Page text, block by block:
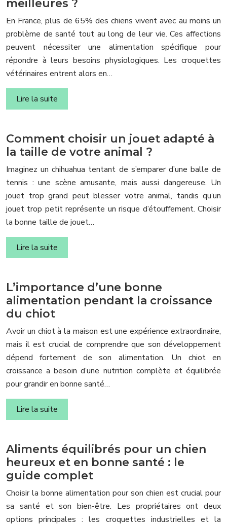
meilleures ?
En France, plus de 65% des chiens vivent avec au moins un
problème de santé tout au long de leur vie. Ces affections
peuvent nécessiter une alimentation spécifique pour
répondre à leurs besoins physiologiques. Les croquettes
vétérinaires entrent alors en…
Lire la suite
Comment choisir un jouet adapté à
la taille de votre animal ?
Imaginez un chihuahua tentant de s’emparer d’une balle de
tennis : une scène amusante, mais aussi dangereuse. Un
jouet trop grand peut blesser votre animal, tandis qu’un
jouet trop petit représente un risque d’étouffement. Choisir
la bonne taille de jouet…
Lire la suite
L’importance d’une bonne
alimentation pendant la croissance
du chiot
Avoir un chiot à la maison est une expérience extraordinaire,
mais il est crucial de comprendre que son développement
dépend fortement de son alimentation. Un chiot en
croissance a besoin d’une nutrition complète et équilibrée
pour grandir en bonne santé…
Lire la suite
Aliments équilibrés pour un chien
heureux et en bonne santé : le
guide complet
Choisir la bonne alimentation pour son chien est crucial pour
sa santé et son bien-être. Les propriétaires ont deux
options principales : les croquettes industrielles et la